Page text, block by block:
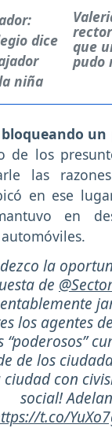
que
pudo
un
de los
las
en ese
en
la
de
los agentes
“poderosos”
de los
con
social!
t.co/